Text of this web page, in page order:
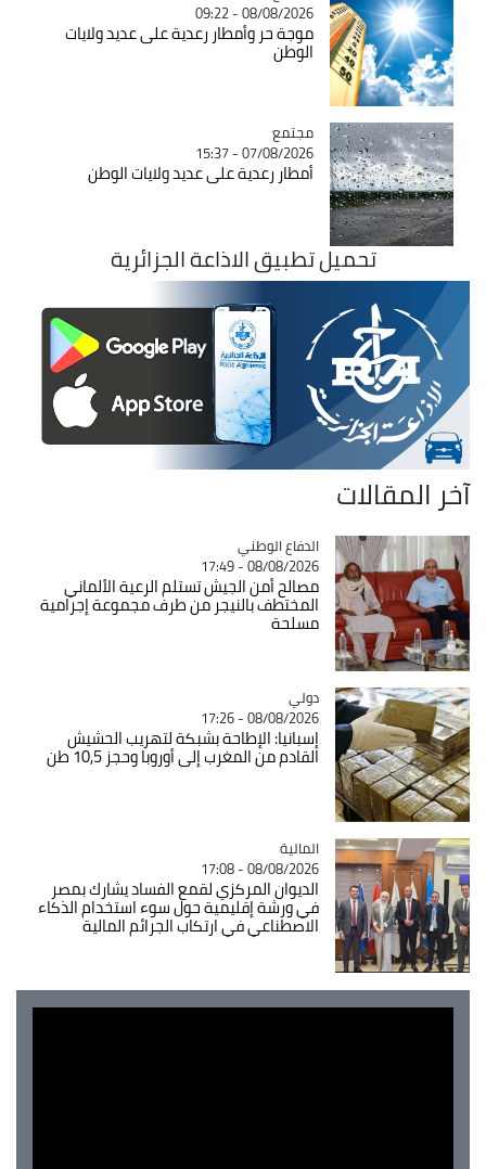
08/08/2026 - 09:22
موجة حر وأمطار رعدية على عديد ولايات
الوطن
Catégorie
مجتمع
07/08/2026 - 15:37
أمطار رعدية على عديد ولايات الوطن
تحميل تطبيق الاذاعة الجزائرية
آخر المقالات
Catégorie
الدفاع الوطني
08/08/2026 - 17:49
مصالح أمن الجيش تستلم الرعية الألماني
المختطف بالنيجر من طرف مجموعة إجرامية
مسلحة
Catégorie
دولي
08/08/2026 - 17:26
إسبانيا: الإطاحة بشبكة لتهريب الحشيش
القادم من المغرب إلى أوروبا وحجز 10,5 طن
Catégorie
المالية
08/08/2026 - 17:08
الديوان المركزي لقمع الفساد يشارك بمصر
في ورشة إقليمية حول سوء استخدام الذكاء
الاصطناعي في ارتكاب الجرائم المالية